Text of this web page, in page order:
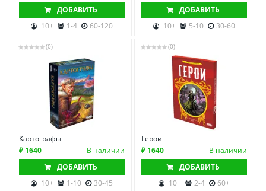
ДОБАВИТЬ
10+
1-4 60-120
ДОБАВИТЬ
10+
5-10 30-60
(0)
Картографы
₽ 1640
В наличии
ДОБАВИТЬ
10+
1-10 30-45
(0)
Герои
₽ 1640
В наличии
ДОБАВИТЬ
10+
2-4 60+